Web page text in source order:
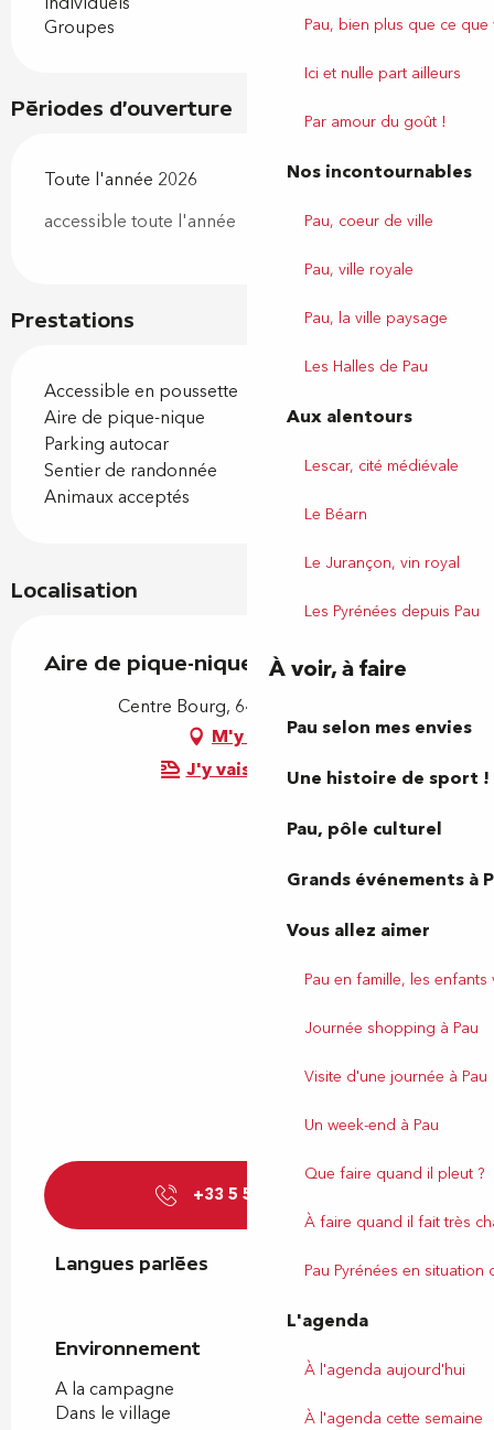
Pau, bien plus que ce
Ici et nulle part ailleurs
Par amour du goût !
Nos incontournables
Pau, coeur de ville
Pau, ville royale
Pau, la ville paysage
Les Halles de Pau
Aux alentours
Lescar, cité médiévale
Le Béarn
Le Jurançon, vin royal
Les Pyrénées depuis Pau
À voir, à faire
Pau selon mes envies
Une histoire de sport !
Pau, pôle culturel
Grands événements à
Vous allez aimer
Pau en famille, les
Journée shopping à Pau
Visite d'une journée à Pau
Un week-end à Pau
Que faire quand il pleut ?
À faire quand il fait très
Pau Pyrénées en situation
L'agenda
À l'agenda aujourd'hui
À l'agenda cette semaine
Prestations
Accessible en poussette
Aire de pique-nique
Parking autocar
Sentier de randonnée
Animaux acceptés
Groupes
Périodes d'ouverture
Toute l'année 2026
accessible toute l'année
Localisation
Aire de pique-nique
Centre Bourg, 64230 Bougarber
M'y rendre
J'y vais en train !
+33 5 59 83 20
Langues parlées
Langues parlées
Environnement
Environnement
A la campagne
Dans le village